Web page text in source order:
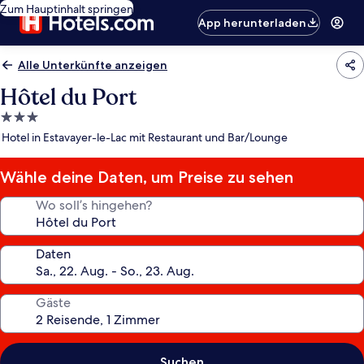
Zum Hauptinhalt springen
App herunterladen
Alle Unterkünfte anzeigen
Hôtel du Port
3.0-
Sterne-
Hotel in Estavayer-le-Lac mit Restaurant und Bar/Lounge
Wähle deine Daten, um Preise zu sehen
Wo soll’s hingehen?
Daten
Gäste